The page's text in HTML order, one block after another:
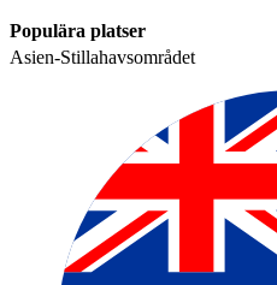
Populära platser​​
Asien-Stillahavsområdet​​